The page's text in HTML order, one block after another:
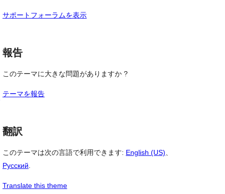
サポートフォーラムを表示
報告
このテーマに大きな問題がありますか ?
テーマを報告
翻訳
このテーマは次の言語で利用できます: English (US)
Русский
Translate this theme